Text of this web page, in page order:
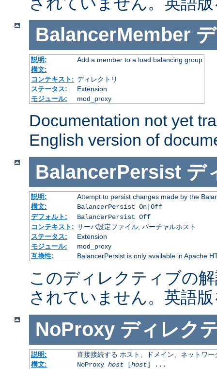
BalancerMember
説明:
Add a member to a load balancing group
構文:
コンテキスト: ディレクトリ
ステータス:
Extension
モジュール:
mod_proxy
Documentation not yet
English version of
BalancerPersist デ
説明:
Attempt to persist changes made by the
構文:
BalancerPersist On|Off
デフォルト:
BalancerPersist Off
コンテキスト: サーバ設定ファイル, バーチャルホスト
ステータス:
Extension
モジュール:
mod_proxy
互換性:
BalancerPersist is only available in Apache
このディレクティブの
されていません。英語
NoProxy ディレク
説明:
直接接続する ホスト、ドメイン、ネットワー
構文:
NoProxy host[host] ...